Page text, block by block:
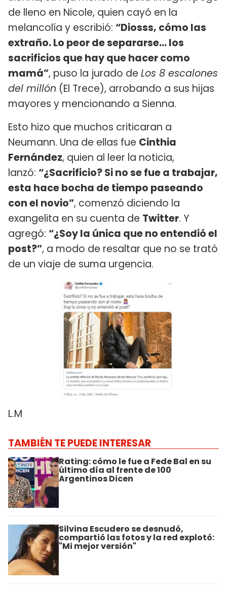
de lleno en Nicole, quien cayó en la
melancolía y escribió: “Diosss, cómo las
extraño. Lo peor de separarse... los
sacrificios que hay que hacer como
mamá”, puso la jurado de Los 8 escalones
del millón (El Trece), arrobando a sus hijas
mayores y mencionando a Sienna.
Esto hizo que muchos criticaran a
Neumann. Una de ellas fue Cinthia
Fernández, quien al leer la noticia,
lanzó: “¿Sacrificio? Si no se fue a trabajar,
esta hace bocha de tiempo paseando
con el novio”, comenzó diciendo la
exangelita en su cuenta de Twitter. Y
agregó: “¿Soy la única que no entendió el
post?”, a modo de resaltar que no se trató
de un viaje de suma urgencia.
L.M
TAMBIÉN TE PUEDE INTERESAR
Rating: cómo le fue a Fede Bal en su
último día al frente de 100
Argentinos Dicen
Silvina Escudero se desnudó,
compartió las fotos y la red explotó:
"Mi mejor versión"